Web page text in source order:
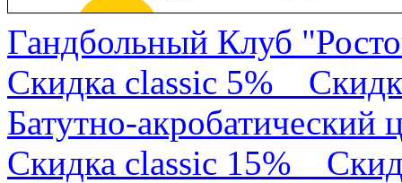
Гандбольный Клуб
Скидка classic 5%
Батутно-
Скидка classic 15%